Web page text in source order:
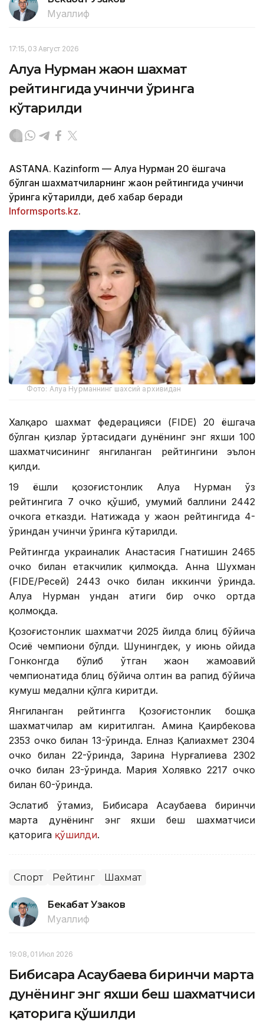
Муаллиф
17:15, 03 Август 2026
Алуа Нурман жаҳон шахмат
рейтингида учинчи ўринга
кўтарилди
ASTANА. Кazinform — Алуа Нурман 20 ёшгача
бўлган шахматчиларнинг жаҳон рейтингида учинчи
ўринга кўтарилди, деб хабар беради
Informsports.kz.
Фото: Алуа Нурманнинг шахсий архивидан
Халқаро шахмат федерацияси (FIDE) 20 ёшгача
бўлган қизлар ўртасидаги дунёнинг энг яхши 100
шахматчисининг янгиланган рейтингини эълон
қилди.
19 ёшли қозоғистонлик Алуа Нурман ўз
рейтингига 7 очко қўшиб, умумий баллини 2442
очкога етказди. Натижада у жаҳон рейтингида 4-
ўриндан учинчи ўринга кўтарилди.
Рейтингда украиналик Анастасия Гнатишин 2465
очко билан етакчилик қилмоқда. Анна Шухман
(FIDE/Ресей) 2443 очко билан иккинчи ўринда.
Алуа Нурман ундан атиги бир очко ортда
қолмоқда.
Қозоғистонлик шахматчи 2025 йилда блиц бўйича
Осиё чемпиони бўлди. Шунингдек, у июнь ойида
Гонконгда бўлиб ўтган жаҳон жамоавий
чемпионатида блиц бўйича олтин ва рапид бўйича
кумуш медални қўлга киритди.
Янгиланган рейтингга Қозоғистонлик бошқа
шахматчилар ҳам киритилган. Амина Қаирбекова
2353 очко билан 13-ўринда. Елназ Қалиахмет 2304
очко билан 22-ўринда, Зарина Нурғалиева 2302
очко билан 23-ўринда. Мария Холявко 2217 очко
билан 60-ўринда.
Эслатиб ўтамиз, Бибисара Асаубаева биринчи
марта дунёнинг энг яхши беш шахматчиси
қаторига қўшилди.
Спорт Рейтинг Шахмат
Бекабат Узаков
Муаллиф
19:08, 01 Июл 2026
Бибисара Асаубаева биринчи марта
дунёнинг энг яхши беш шахматчиси
қаторига қўшилди